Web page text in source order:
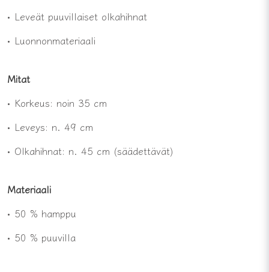
• Leveät puuvillaiset olkahihnat
• Luonnonmateriaali
Mitat
• Korkeus: noin 35 cm
• Leveys: n. 49 cm
• Olkahihnat: n. 45 cm (säädettävät)
Materiaali
• 50 % hamppu
• 50 % puuvilla